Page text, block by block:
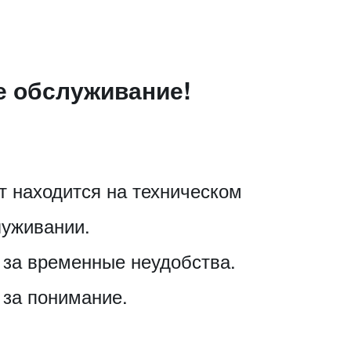
обслуживание!
на техническом
временные неудобства.
понимание.